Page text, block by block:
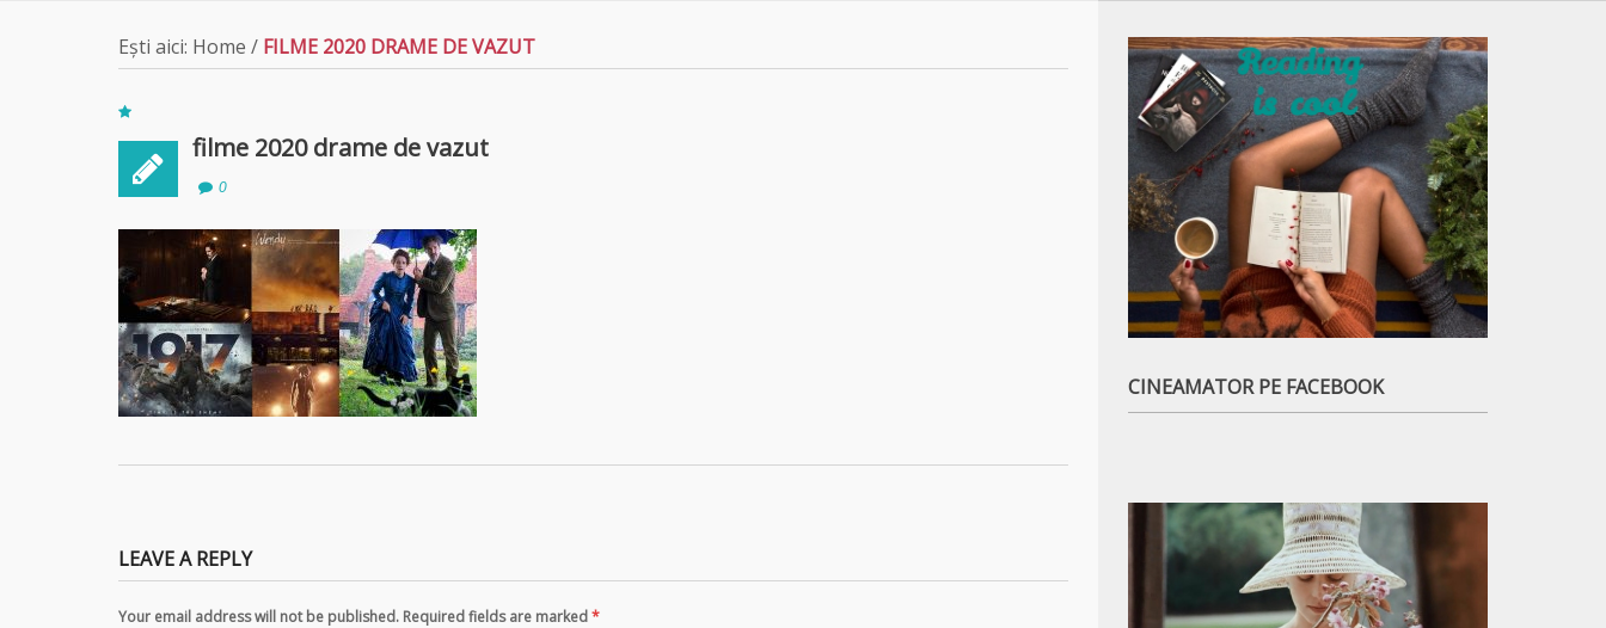
Ești aici: Home / FILME 2020 DRAME DE VAZUT
filme 2020 drame de vazut
0
LEAVE A REPLY
Your email address will not be published. Required fields are marked*
CINEAMATOR PE FACEBOOK